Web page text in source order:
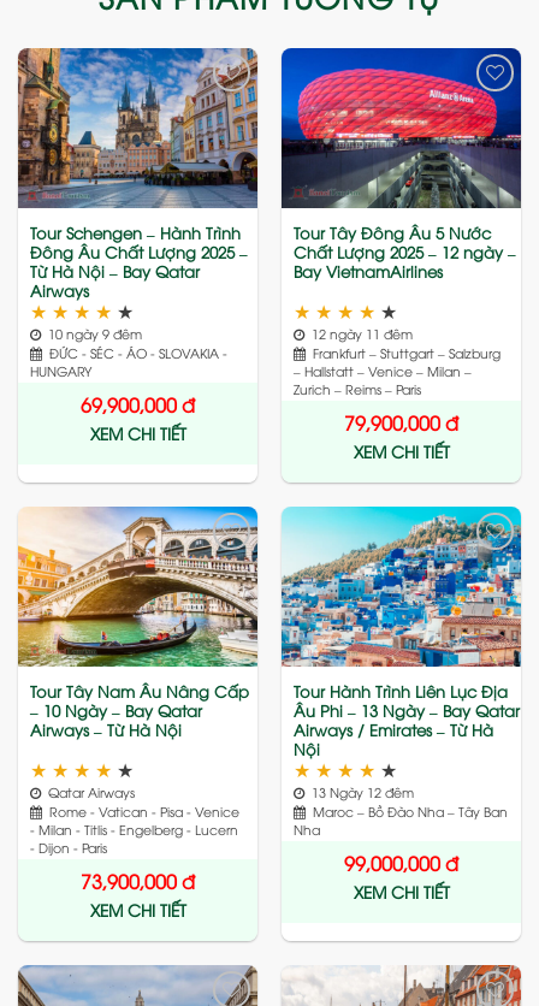
Add
to
wishlist
Tour Schengen – Hành Trình
Đông Âu Chất Lượng 2025 –
Từ Hà Nội – Bay Qatar
Airways
★ ★ ★ ★ ★
10 ngày 9 đêm
ĐỨC - SÉC - ÁO - SLOVAKIA -
HUNGARY
69,900,000đ
XEM CHI TIẾT
Add
to
wishlist
Tour Tây Đông Âu 5 Nước
Chất Lượng 2025 – 12 ngày –
Bay VietnamAirlines
★ ★ ★ ★ ★
12 ngày 11 đêm
Frankfurt – Stuttgart – Salzburg
– Hallstatt – Venice – Milan –
Zurich – Reims – Paris
79,900,000đ
XEM CHI TIẾT
Add
to
wishlist
Tour Tây Nam Âu Nâng Cấp
– 10 Ngày – Bay Qatar
Airways – Từ Hà Nội
★ ★ ★ ★ ★
Qatar Airways
Rome - Vatican - Pisa - Venice
- Milan - Titlis - Engelberg - Lucern
- Dijon - Paris
73,900,000đ
XEM CHI TIẾT
Add
to
wishlist
Tour Hành Trình Liên Lục Địa
Âu Phi – 13 Ngày – Bay Qatar
Airways / Emirates – Từ Hà
Nội
★ ★ ★ ★ ★
13 Ngày 12 đêm
Maroc – Bồ Đào Nha – Tây Ban
Nha
99,000,000đ
XEM CHI TIẾT